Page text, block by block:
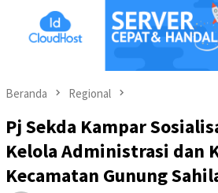
Beranda Regional
Pj Sekda Kampar
Kelola Administrasi dan
Kecamatan Gunung